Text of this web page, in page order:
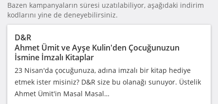
Bazen kampanyaların süresi uzatılabiliyor, aşağıdaki indirim
kodlarını yine de deneyebilirsiniz.
D&R
Ahmet Ümit ve Ayşe Kulin'den Çocuğunuzun
İsmine İmzalı Kitaplar
23 Nisan'da çocuğunuza, adına imzalı bir kitap hediye
etmek ister misiniz? D&R size bu olanağı sunuyor. Üstelik
Ahmet Ümit'in Masal Masal…